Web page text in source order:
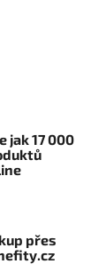
jak 17 000
přes